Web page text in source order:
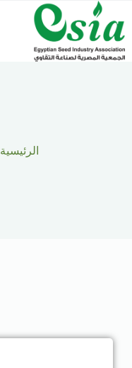
الرئيسية